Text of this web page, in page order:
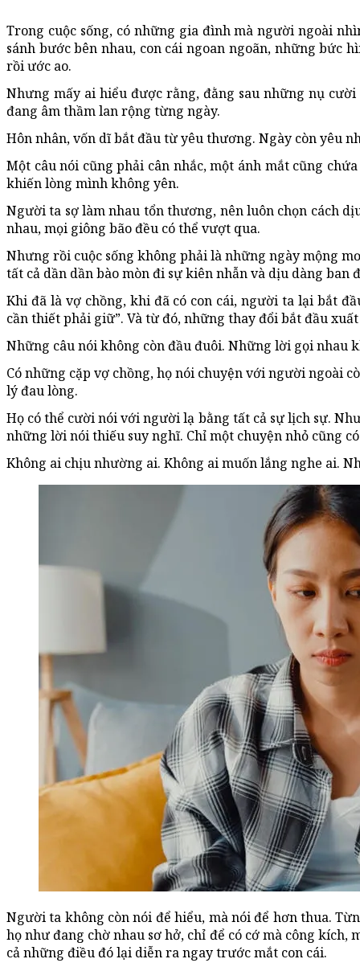
Trong cuộc sống, có những gia đình mà người ngoài
sánh bước bên nhau, con cái ngoan ngoãn, những
rồi ước ao.
Nhưng mấy ai hiểu được rằng, đằng sau những nụ
đang âm thầm lan rộng từng ngày.
Hôn nhân, vốn dĩ bắt đầu từ yêu thương. Ngày còn yêu
Một câu nói cũng phải cân nhắc, một ánh mắt cũng
khiến lòng mình không yên.
Người ta sợ làm nhau tổn thương, nên luôn chọn cách
nhau, mọi giông bão đều có thể vượt qua.
Nhưng rồi cuộc sống không phải là những ngày mộng
tất cả dần dần bào mòn đi sự kiên nhẫn và dịu dàng ban
Khi đã là vợ chồng, khi đã có con cái, người ta lại bắt
cần thiết phải giữ”. Và từ đó, những thay đổi bắt đầu
Những câu nói không còn đầu đuôi. Những lời gọi nhau
Có những cặp vợ chồng, họ nói chuyện với người ngoài
lý đau lòng.
Họ có thể cười nói với người lạ bằng tất cả sự lịch sự.
những lời nói thiếu suy nghĩ. Chỉ một chuyện nhỏ cũng
Không ai chịu nhường ai. Không ai muốn lắng nghe ai.
Người ta không còn nói để hiểu, mà nói để hơn thua.
họ như đang chờ nhau sơ hở, chỉ để có cớ mà công
cả những điều đó lại diễn ra ngay trước mắt con cái.